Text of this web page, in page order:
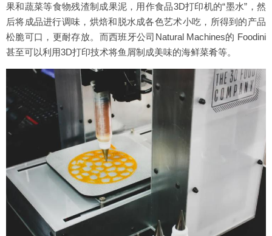
果和蔬菜等食物残渣制成果泥，用作食品3D打印机的“墨水”，然
后将成品进行调味，烘焙和脱水成各色艺术小吃，所得到的产品
松脆可口，更耐存放。而西班牙公司Natural Machines的 Foodini
甚至可以利用3D打印技术将鱼屑制成美味的海鲜菜肴等。